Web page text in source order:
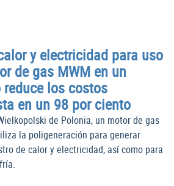
y electricidad para uso
de gas MWM en un
los costos
en un 98 por ciento
de Polonia, un motor de gas
la poligeneración para generar
de calor y electricidad, así como para